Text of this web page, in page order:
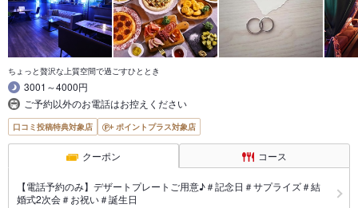
ちょっと贅沢な上質空間で過ごすひととき
3001～4000円
ご予約以外のお電話はお控えください
口コミ投稿特典対象店 ポイントプラス対象店
クーポン コース
【電話予約のみ】デザートプレートご用意♪＃記念日＃サプライズ＃結
婚式2次会＃お祝い＃誕生日